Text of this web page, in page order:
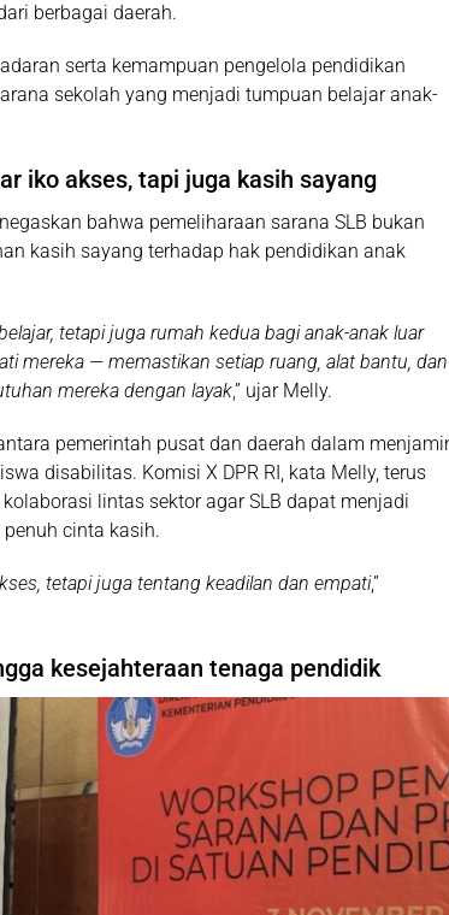
berbagai daerah.
serta kemampuan pengelola pendidikan
sekolah yang menjadi tumpuan belajar anak-
iko akses, tapi juga kasih sayang
bahwa pemeliharaan sarana SLB bukan
kasih sayang terhadap hak pendidikan anak
tetapi juga rumah kedua bagi anak-anak luar
mereka — memastikan setiap ruang, alat bantu, dan
mereka dengan layak,” ujar Melly.
pemerintah pusat dan daerah dalam
disabilitas. Komisi X DPR RI, kata Melly, terus
lintas sektor agar SLB dapat menjadi
cinta kasih.
tetapi juga tentang keadilan dan empati,”
kesejahteraan tenaga pendidik